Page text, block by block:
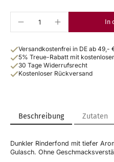
In
Versandkostenfrei in DE ab 49,-
5% Treue-Rabatt mit
30 Tage Widerrufsrecht
Kostenloser Rückversand
Beschreibung Zutaten
Dunkler Rinderfond mit tiefer
Gulasch. Ohne